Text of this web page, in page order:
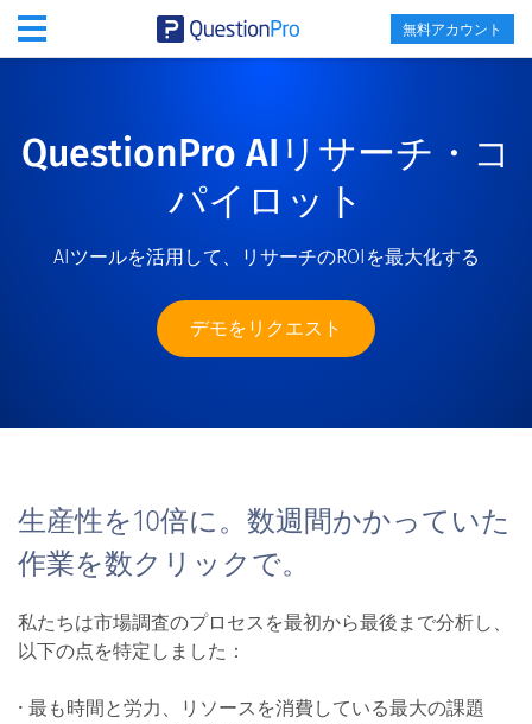
無料アカウント
QuestionPro AIリサーチ・コ
パイロット
AIツールを活用して、リサーチのROIを最大化する
デモをリクエスト
生産性を10倍に。数週間かかっていた
作業を数クリックで。
私たちは市場調査のプロセスを最初から最後まで分析し、
以下の点を特定しました：
• 最も時間と労力、リソースを消費している最大の課題